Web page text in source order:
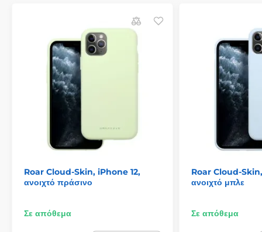
Roar Cloud-Skin, iPhone 12,
ανοιχτό πράσινο
Σε απόθεμα
Roar Cloud-
ανοιχτό μπλε
Σε απόθεμα